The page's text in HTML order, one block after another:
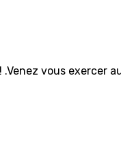
vous exercer